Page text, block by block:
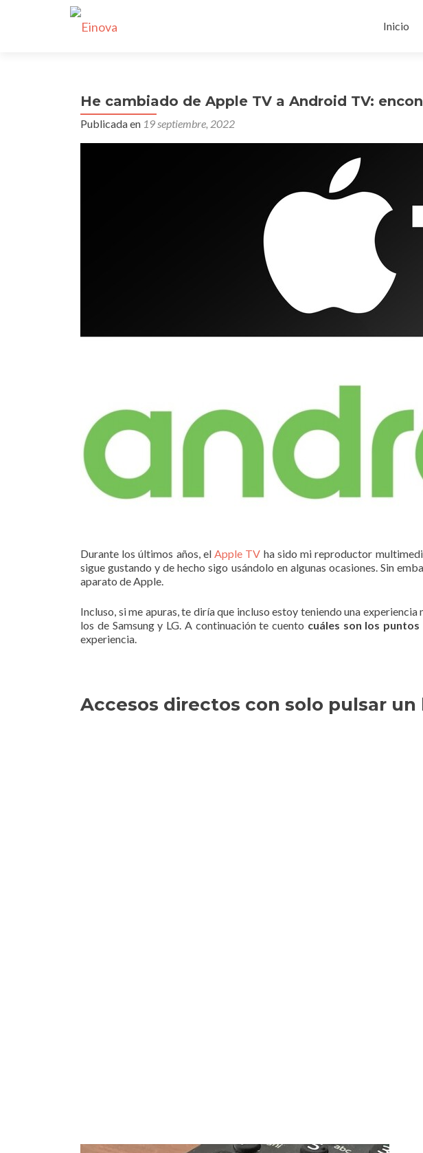
al
Inicio
He cambiado de Apple TV a Android TV:
Publicada en 19 septiembre, 2022
Durante los últimos años, elApple TV ha sido mi reproductor
sigue gustando y de hecho sigo usándolo en algunas ocasiones. Sin
aparato de Apple.
Incluso, si me apuras, te diría que incluso estoy teniendo una
los de Samsung y LG. A continuación te cuento cuáles son los
experiencia.
Accesos directos con solo pulsar